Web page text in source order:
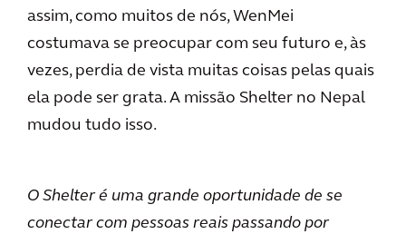
assim, como muitos de nós, WenMei
costumava se preocupar com seu futuro e, às
vezes, perdia de vista muitas coisas pelas quais
ela pode ser grata. A missão Shelter no Nepal
mudou tudo isso.
O Shelter é uma grande oportunidade de se
conectar com pessoas reais passando por